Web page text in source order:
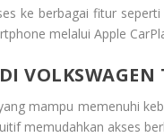
ke berbagai fitur
melalui Apple
VOLKSWAGEN
mampu memenuhi
memudahkan akses